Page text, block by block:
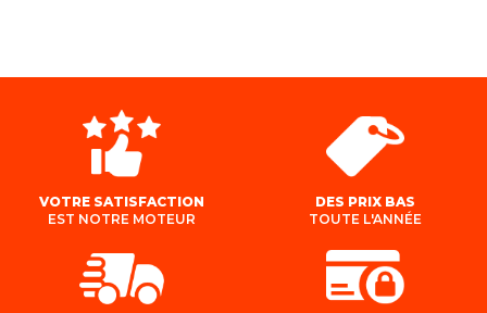
VOTRE SATISFACTION
EST NOTRE MOTEUR
DES PRIX BAS
TOUTE L'ANNÉE